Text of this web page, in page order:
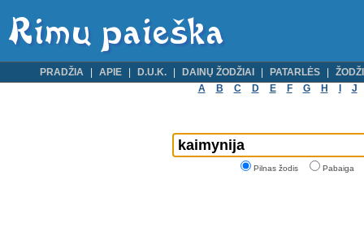
PRADŽIA APIE D.U.K. DAINŲ ŽODŽIAI PATARLĖS
A
B C D E F G H J
Pilnas žodis Pabaiga